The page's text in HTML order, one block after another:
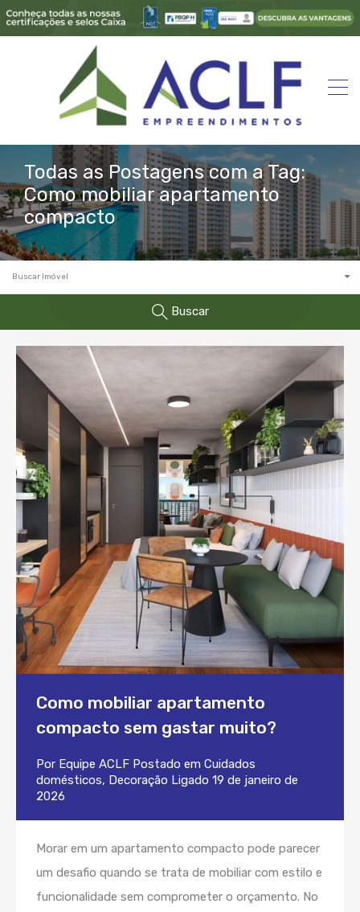
Todas as Postagens com a Tag:
Como mobiliar apartamento
compacto
Buscar Imóvel
Buscar
Como mobiliar apartamento
compacto sem gastar muito?
Por Equipe ACLF Postado em Cuidados
domésticos, Decoração Ligado 19 de janeiro de
2026
Morar em um apartamento compacto pode parecer
um desafio quando se trata de mobiliar com estilo e
funcionalidade sem comprometer o orçamento. No